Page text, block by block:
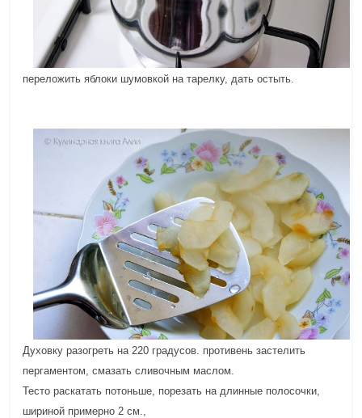
переложить яблоки шумовкой на тарелку, дать остыть.
Духовку разогреть на 220 градусов. противень застелить
пергаментом, смазать сливочным маслом.
Тесто раскатать потоньше, порезать на длинные полосочки,
шириной примерно 2 см.,